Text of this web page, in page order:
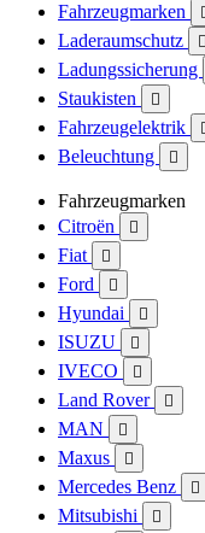
Fahrzeugmarken
Laderaumschutz 
Ladungssicherung
Staukisten 
Fahrzeugelektrik
Beleuchtung 
Fahrzeugmarken
Citroën

Fiat 
Ford 
Hyundai 
ISUZU 
IVECO 
Land Rover 
MAN 
Maxus 
Mercedes Benz 
Mitsubishi 